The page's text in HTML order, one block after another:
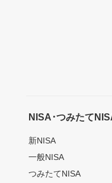
NISA･つみたて
新NISA
一般NISA
つみたてNISA